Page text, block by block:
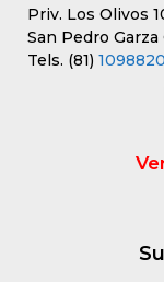
Priv. Los Olivos
San Pedro Garza
Tels. (81)